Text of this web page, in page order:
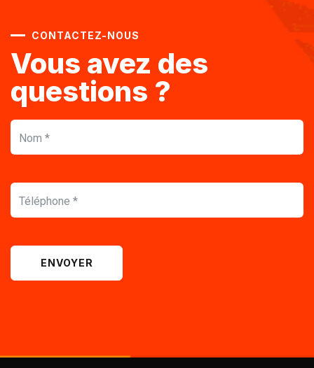
CONTACTEZ-NOUS
Vous avez des
questions ?
ENVOYER